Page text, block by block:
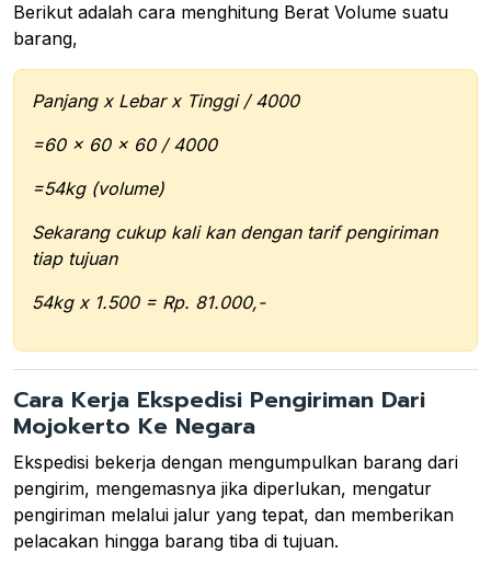
Berikut adalah cara menghitung Berat Volume suatu
barang,
Panjang x Lebar x Tinggi / 4000
=60 x 60 x 60 / 4000
=54kg (volume)
Sekarang cukup kali kan dengan tarif pengiriman
tiap tujuan
54kg x 1.500 = Rp. 81.000,-
Cara Kerja Ekspedisi Pengiriman Dari
Mojokerto Ke Negara
Ekspedisi bekerja dengan mengumpulkan barang dari
pengirim, mengemasnya jika diperlukan, mengatur
pengiriman melalui jalur yang tepat, dan memberikan
pelacakan hingga barang tiba di tujuan.